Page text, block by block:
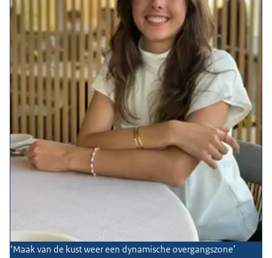
‘Maak van de kust weer een dynamische overgangszone’